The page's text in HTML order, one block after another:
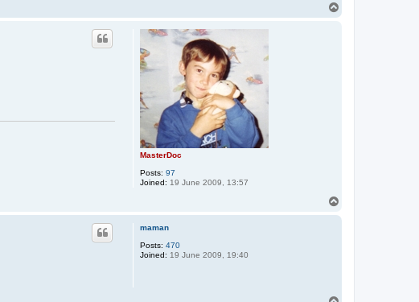
MasterDoc
Posts: 97
Joined: 19 June 2009, 13:57
maman
Posts: 470
Joined: 19 June 2009, 19:40